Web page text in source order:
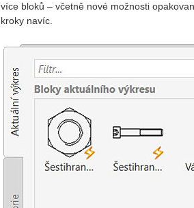
více bloků – včetně nové možnosti
kroky navíc.